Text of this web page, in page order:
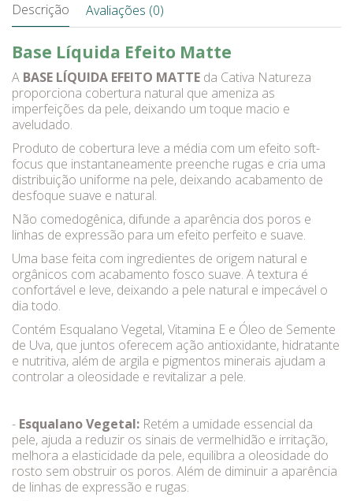
Descrição Avaliações (0)
Base Líquida Efeito Matte
A BASE LÍQUIDA EFEITO MATTE da Cativa Natureza
proporciona cobertura natural que ameniza as
imperfeições da pele, deixando um toque macio e
aveludado.
Produto de cobertura leve a média com um efeito soft-
focus que instantaneamente preenche rugas e cria uma
distribuição uniforme na pele, deixando acabamento de
desfoque suave e natural.
Não comedogênica, difunde a aparência dos poros e
linhas de expressão para um efeito perfeito e suave.
Uma base feita com ingredientes de origem natural e
orgânicos com acabamento fosco suave. A textura é
confortável e leve, deixando a pele natural e impecável o
dia todo.
Contém Esqualano Vegetal, Vitamina E e Óleo de Semente
de Uva, que juntos oferecem ação antioxidante, hidratante
e nutritiva, além de argila e pigmentos minerais ajudam a
controlar a oleosidade e revitalizar a pele.
- Esqualano Vegetal: Retém a umidade essencial da
pele, ajuda a reduzir os sinais de vermelhidão e irritação,
melhora a elasticidade da pele, equilibra a oleosidade do
rosto sem obstruir os poros. Além de diminuir a aparência
de linhas de expressão e rugas.